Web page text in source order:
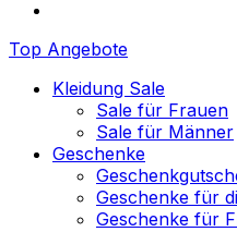
Top Angebote
Kleidung Sale
Sale für Frauen
Sale für Männer
Geschenke
Geschenke für
Geschenke für